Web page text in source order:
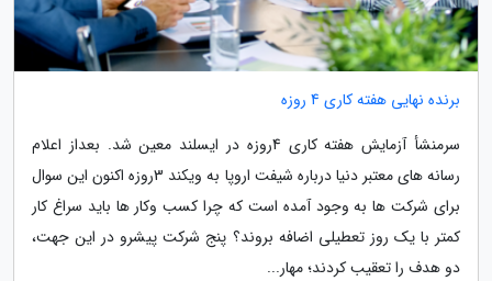
برنده نهایی هفته کاری 4 روزه
سرمنشأ آزمایش هفته کاری 4روزه در ایسلند معین شد. بعداز اعلام
رسانه های معتبر دنیا درباره شیفت اروپا به ویکند 3روزه اکنون این سوال
برای شرکت ها به وجود آمده است که چرا کسب وکار ها باید سراغ کار
کمتر با یک روز تعطیلی اضافه بروند؟ پنج شرکت پیشرو در این جهت،
دو هدف را تعقیب کردند؛ مهار...